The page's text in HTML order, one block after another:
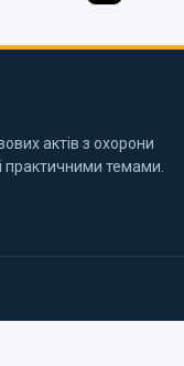
актів з охорони
темами.